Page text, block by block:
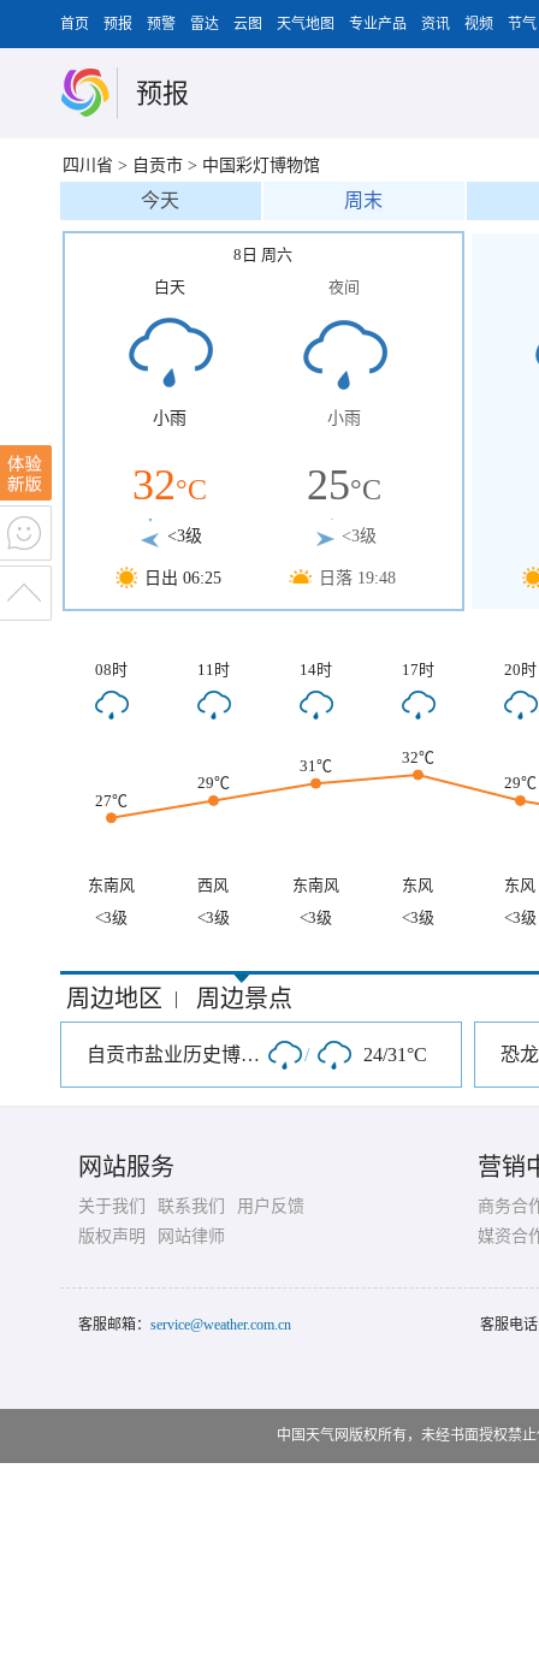
首页 预报 预警 雷达 云图 天气地图 专业产品 资讯 视频 节气
预报
四川省 > 自贡市 > 中国彩灯博物馆
今天 周末
8日 周六
白天
小雨
32°C
<3级
日出 06:25
夜间
小雨
25°C
<3级
日落 19:48
08时 11时 14时 17时 20时
27℃
29℃
31℃
32℃
29℃
东南风 西风 东南风 东风
东风
<3级
<3级 <3级 <3级 <3级
周边地区 | 周边景点
自贡市盐业历史博物馆 / 24/31°C 恐
网站服务
关于我们 联系我们
用户反馈
版权声明
网站律师
营销
商务合
媒资合
客服邮箱： service@weather.com.cn 客服电
中国天气网版权所有，未经书面授权